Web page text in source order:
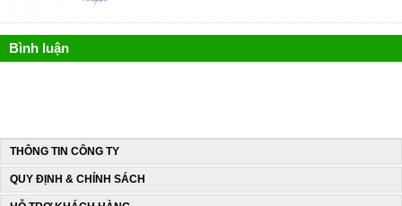
Bình luận
THÔNG TIN CÔNG TY
QUY ĐỊNH & CHÍNH SÁCH